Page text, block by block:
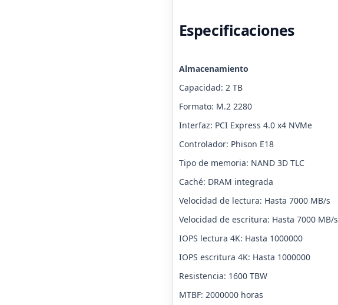
Especificaciones
Almacenamiento
Capacidad: 2 TB
Formato: M.2 2280
Interfaz: PCI Express 4.0 x4 NVMe
Controlador: Phison E18
Tipo de memoria: NAND 3D TLC
Caché: DRAM integrada
Velocidad de lectura: Hasta 7000 MB/s
Velocidad de escritura: Hasta 7000 MB/s
IOPS lectura 4K: Hasta 1000000
IOPS escritura 4K: Hasta 1000000
Resistencia: 1600 TBW
MTBF: 2000000 horas